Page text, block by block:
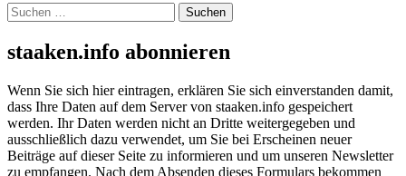
Kategorien
Suchen
nach:
staaken.info abonnieren
Wenn Sie sich hier eintragen, erklären Sie sich einverstanden damit,
dass Ihre Daten auf dem Server von staaken.info gespeichert
werden. Ihr Daten werden nicht an Dritte weitergegeben und
ausschließlich dazu verwendet, um Sie bei Erscheinen neuer
Beiträge auf dieser Seite zu informieren und um unseren Newsletter
zu empfangen. Nach dem Absenden dieses Formulars bekommen